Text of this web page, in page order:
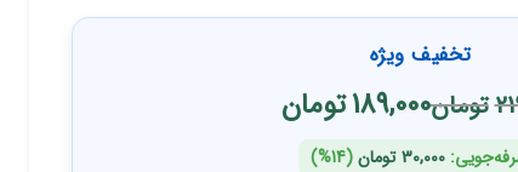
تخفیف ویژه
تومان189,000تومان
30,000 تومان(14%)